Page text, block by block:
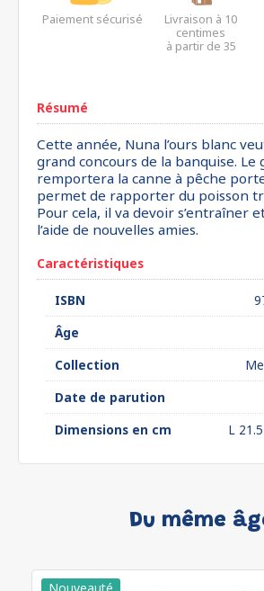
Paiement sécurisé
Livraison à 10
centimes
à partir de 35
Résumé
Cette année, Nuna l’ours blanc
grand concours de la banquise. Le
remportera la canne à pêche
permet de rapporter du poisson
Pour cela, il va devoir s’entraîner
l’aide de nouvelles amies.
Caractéristiques
ISBN
Âge
Collection
Date de parution
Dimensions en cm
L
Du même